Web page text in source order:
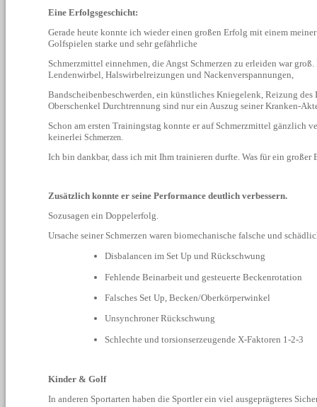
Eine Erfolgsgeschicht:
Gerade heute konnte ich wieder einen großen Erfolg mit einem
Golfspielen starke und sehr gefährliche
Schmerzmittel einnehmen, die Angst Schmerzen zu erleiden war
Lendenwirbel, Halswirbelreizungen und Nackenverspannungen,
Bandscheibenbeschwerden, ein künstliches Kniegelenk, Reizung des
Oberschenkel Durchtrennung sind nur ein Auszug seiner Kranken-
Schon am ersten Trainingstag konnte er auf Schmerzmittel gänzlich
keinerlei Schmerzen.
Ich bin dankbar, dass ich mit Ihm trainieren durfte. Was für ein großer
Zusätzlich konnte er seine Performance deutlich verbessern.
Sozusagen ein Doppelerfolg.
Ursache seiner Schmerzen waren biomechanische falsche und
Disbalancen im Set Up und Rückschwung
Fehlende Beinarbeit und gesteuerte Beckenrotation
Falsches Set Up, Becken/Oberkörperwinkel
Unsynchroner Rückschwung
Schlechte und torsionserzeugende X-Faktoren 1-2-3
Kinder & Golf
In anderen Sportarten haben die Sportler ein viel ausgeprägteres